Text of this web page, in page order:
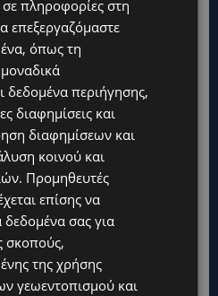
στο ταξίδι
εκεί στο τέλος του
Τρας θα είναι η τέταρτη
2016 και θα είναι η
στην ιστορία της
Θάτσερ και την
της
σκηνή μετά τη νίκη της
λέγοντας ότι είναι
του κόμματος και
πληροφορίες στη
επεξεργαζόμαστε
όπως τη
δεδομένα περιήγησης,
διαφημίσεις και
διαφημίσεων και
κοινού και
Προμηθευτές
επίσης να
δεδομένα σας για
σκοπούς,
της χρήσης
γεωεντοπισμού και